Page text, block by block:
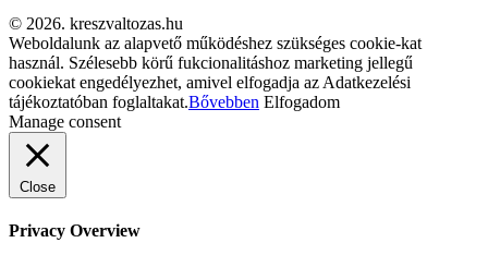
© 2026. kreszvaltozas.hu
Weboldalunk az alapvető működéshez szükséges cookie-kat
használ. Szélesebb körű fukcionalitáshoz marketing jellegű
cookiekat engedélyezhet, amivel elfogadja az Adatkezelési
tájékoztatóban foglaltakat.Bővebben Elfogadom
Manage consent
Close
Privacy Overview